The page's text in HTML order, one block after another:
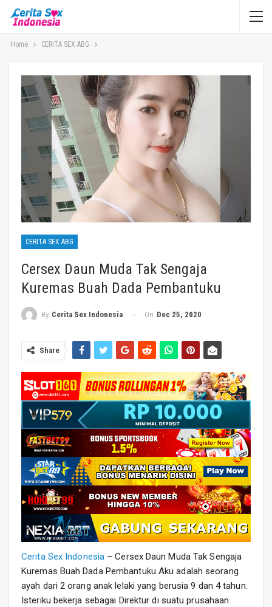
Home CERITA SEX ABG
CERITA SEX ABG
Cersex Daun Muda Tak Sengaja
Kuremas Buah Dada Pembantuku
By Cerita Sex Indonesia On Dec 25, 2020
Share
Cerita Sex Indonesia – Cersex Daun Muda Tak Sengaja
Kuremas Buah Dada Pembantuku Aku adalah seorang
ayah dari 2 orang anak lelaki yang berusia 9 dan 4 tahun.
Isteriku bekerja sebagai Direktur di suatu prusahaan